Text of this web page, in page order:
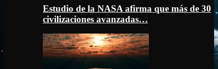
Estudio de la NASA afirma que más de 30
civilizaciones avanzadas…